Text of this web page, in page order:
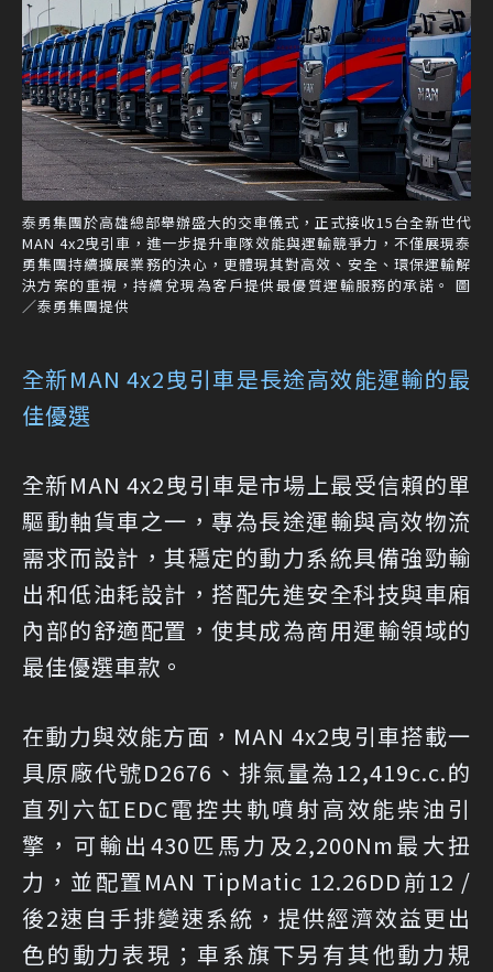
泰勇集團於高雄總部舉辦盛大的交車儀式，正式接收15台全新世代
MAN 4x2曳引車，進一步提升車隊效能與運輸競爭力，不僅展現泰
勇集團持續擴展業務的決心，更體現其對高效、安全、環保運輸解
決方案的重視，持續兌現為客戶提供最優質運輸服務的承諾。 圖
／泰勇集團提供
全新MAN 4x2曳引車是長途高效能運輸的最
佳優選
全新MAN 4x2曳引車是市場上最受信賴的單
驅動軸貨車之一，專為長途運輸與高效物流
需求而設計，其穩定的動力系統具備強勁輸
出和低油耗設計，搭配先進安全科技與車廂
內部的舒適配置，使其成為商用運輸領域的
最佳優選車款。
在動力與效能方面，MAN 4x2曳引車搭載一
具原廠代號D2676、排氣量為12,419c.c.的
直列六缸EDC電控共軌噴射高效能柴油引
擎，可輸出430匹馬力及2,200Nm最大扭
力，並配置MAN TipMatic 12.26DD前12 /
後2速自手排變速系統，提供經濟效益更出
色的動力表現；車系旗下另有其他動力規